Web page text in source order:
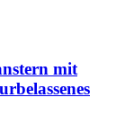
mit